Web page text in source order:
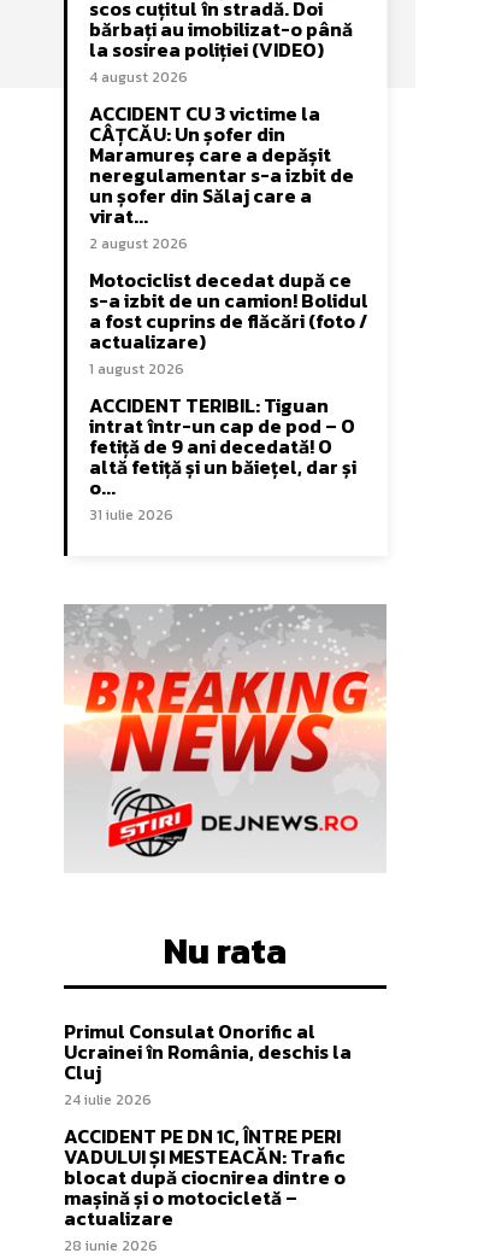
scos cuțitul în stradă. Doi
bărbați au imobilizat-o până
la sosirea poliției (VIDEO)
4 august 2026
ACCIDENT CU 3 victime la
CÂȚCĂU: Un șofer din
Maramureș care a depășit
neregulamentar s-a izbit de
un șofer din Sălaj care a
virat...
2 august 2026
Motociclist decedat după ce
s-a izbit de un camion! Bolidul
a fost cuprins de flăcări (foto /
actualizare)
1 august 2026
ACCIDENT TERIBIL: Tiguan
intrat într-un cap de pod – O
fetiță de 9 ani decedată! O
altă fetiță și un băiețel, dar și
o...
31 iulie 2026
Nu rata
Primul Consulat Onorific al
Ucrainei în România, deschis la
Cluj
24 iulie 2026
ACCIDENT PE DN 1C, ÎNTRE PERI
VADULUI ȘI MESTEACĂN: Trafic
blocat după ciocnirea dintre o
mașină și o motocicletă –
actualizare
28 iunie 2026